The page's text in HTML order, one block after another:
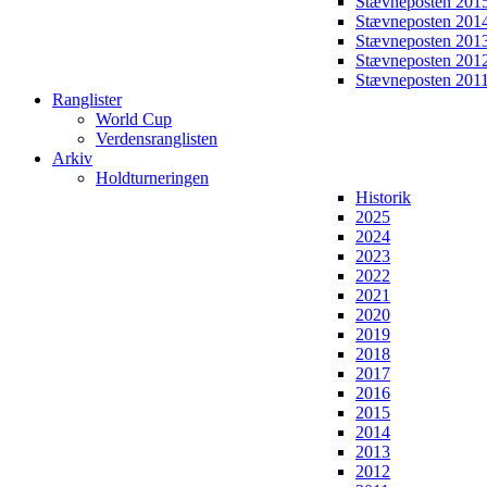
Stævneposten
Stævneposten
Stævneposten
Stævneposten 2011
Ranglister
World Cup
Verdensranglisten
Arkiv
Holdturneringen
Historik
2025
2024
2023
2022
2021
2020
2019
2018
2017
2016
2015
2014
2013
2012